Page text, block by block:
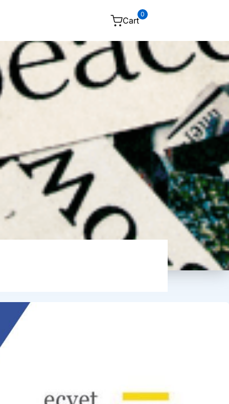
Cart
0